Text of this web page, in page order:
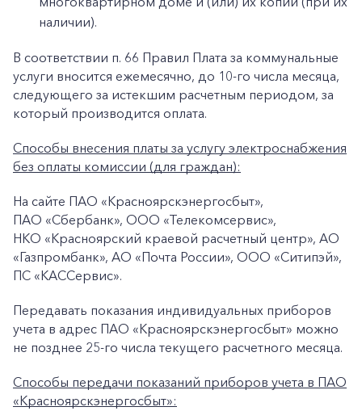
+7-800-700-24-57
Заказать обратный звонок
Частным клиентам
Корпоративным клиентам
наличии).
В соответствии п. 66 Правил Плата за коммунальные
услуги вносится ежемесячно, до 10-го числа месяца,
следующего за истекшим расчетным периодом, за
который производится оплата.
Способы внесения платы за услугу электроснабжения
без оплаты комиссии (для граждан):
На сайте ПАО «Красноярскэнергосбыт»,
ПАО «Сбербанк», ООО «Телекомсервис»,
НКО «Красноярский краевой расчетный центр», АО
«Газпромбанк», АО «Почта России», ООО «Ситипэй»,
ПС «КАССервис».
Передавать показания индивидуальных приборов
учета в адрес ПАО «Красноярскэнергосбыт» можно
не позднее 25-го числа текущего расчетного месяца.
Способы передачи показаний приборов учета в ПАО
«Красноярскэнергосбыт»: